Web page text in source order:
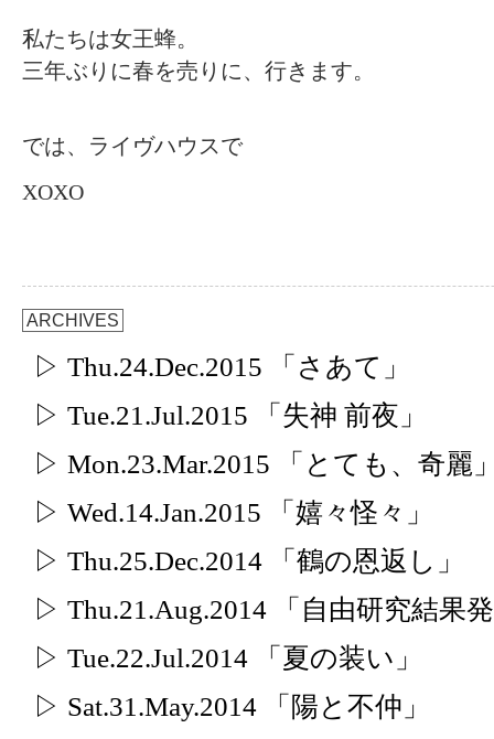
私たちは女王蜂。
三年ぶりに春を売りに、行きます。
では、ライヴハウスで
XOXO
ARCHIVES
▷ Thu.24.Dec.2015 「さあて」
▷ Tue.21.Jul.2015 「失神 前夜」
▷ Mon.23.Mar.2015 「とても、奇麗
▷ Wed.14.Jan.2015 「嬉々怪々」
▷ Thu.25.Dec.2014 「鶴の恩返し」
▷ Thu.21.Aug.2014 「自由研究結果
▷ Tue.22.Jul.2014 「夏の装い」
▷ Sat.31.May.2014 「陽と不仲」